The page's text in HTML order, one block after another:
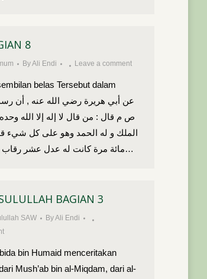
8
ByAli Endi Leave a comment
belas Tersebut dalam
ص م قال : من قال لا إله إلا الله
الملك و له الحمد وهو على كل شيء
مائة مرة كانت له عدل عشر رقاب و كتبت له مائة…
BAGIAN 3
SAW ByAli Endi
bin Humaid menceritakan
Mush’ab bin al-Miqdam, dari al-